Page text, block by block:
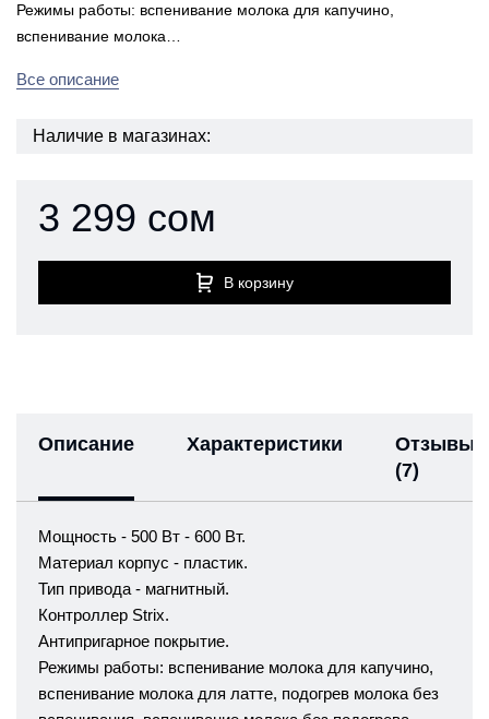
Режимы работы: вспенивание молока для капучино,
вспенивание молока…
Все описание
Наличие в магазинах:
3 299 сом
В корзину
Описание Характеристики
Отзывы
(7)
Мощность - 500 Вт - 600 Вт.
Материал корпус - пластик.
Тип привода - магнитный.
Контроллер Strix.
Антипригарное покрытие.
Режимы работы: вспенивание молока для капучино,
вспенивание молока для латте, подогрев молока без